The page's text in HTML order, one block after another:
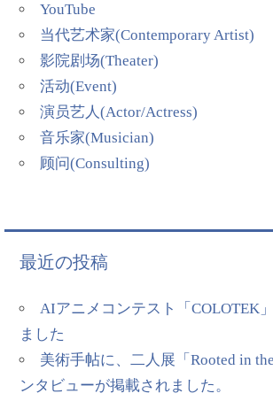
YouTube
当代艺术家(Contemporary Artist)
影院剧场(Theater)
活动(Event)
演员艺人(Actor/Actress)
音乐家(Musician)
顾问(Consulting)
最近の投稿
AIアニメコンテスト「COLOTEK
ました
美術手帖に、二人展「Rooted in
ンタビューが掲載されました。